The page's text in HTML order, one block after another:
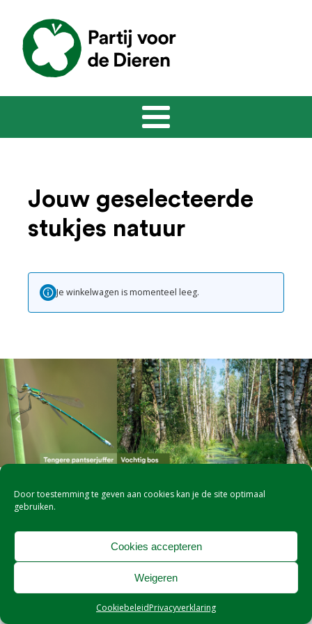
Door toestemming te geven aan cookies kan je de site optimaal
gebruiken.
Cookies accepteren
Weigeren
CookiebeleidPrivacyverklaring
Jouw geselecteerde
stukjes natuur
Je winkelwagen is momenteel leeg.
Privacyverklaring